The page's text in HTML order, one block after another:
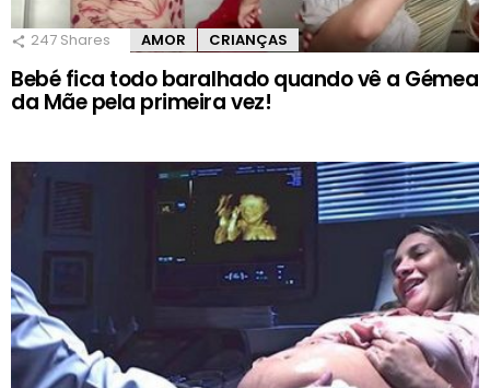
247 Shares AMOR CRIANÇAS
Bebé fica todo baralhado quando vê a Gémea
da Mãe pela primeira vez!